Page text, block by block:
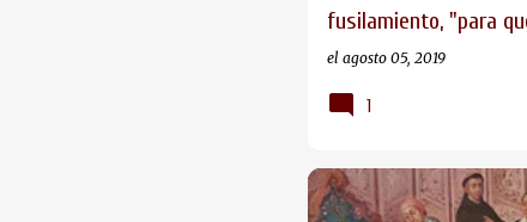
fusilamiento, "para
el agosto 05, 2019
1